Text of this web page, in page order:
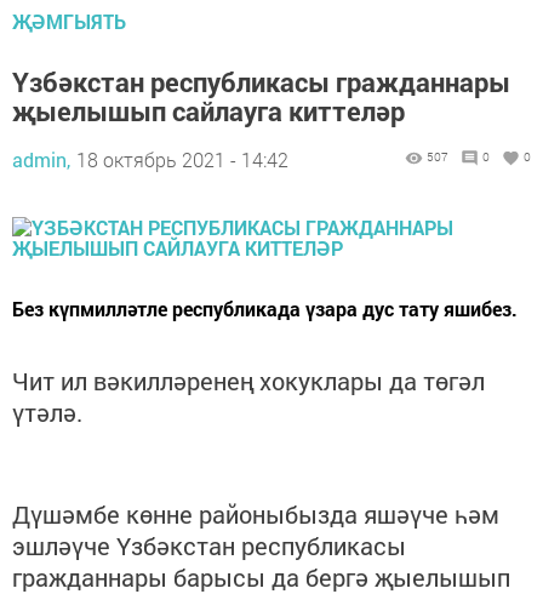
ҖӘМГЫЯТЬ
Үзбәкстан республикасы гражданнары
җыелышып сайлауга киттеләр
admin, 18 октябрь 2021 - 14:42 507 0 0
Без күпмилләтле республикада үзара дус тату яшибез.
Чит ил вәкилләренең хокуклары да төгәл
үтәлә.
Дүшәмбе көнне районыбызда яшәүче һәм
эшләүче Үзбәкстан республикасы
гражданнары барысы да бергә җыелышып